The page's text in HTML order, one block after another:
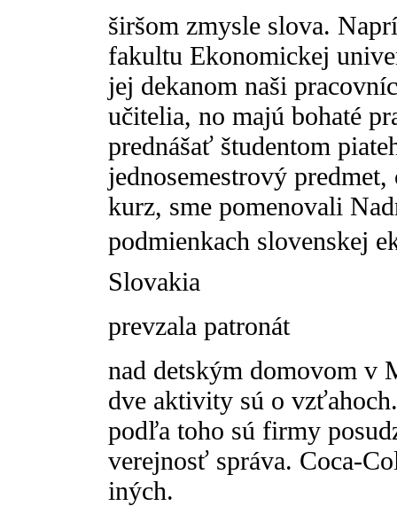
širšom zmysle slova.
fakultu Ekonomickej
jej dekanom naši
učitelia, no majú bohaté
prednášať študentom
jednosemestrový
kurz, sme pomenovali
podmienkach slovenskej
Slovakia
prevzala patronát
nad detským domovom v
dve aktivity sú o
podľa toho sú firmy
verejnosť správa. Coca-
iných.